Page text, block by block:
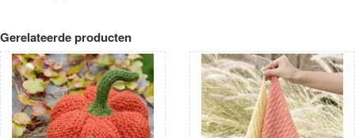
Gerelateerde producten